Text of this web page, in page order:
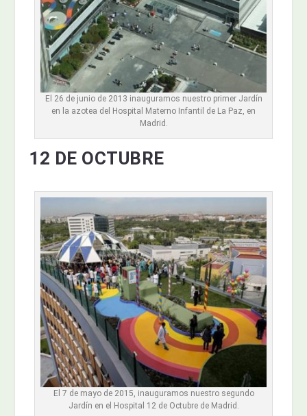
El 26 de junio de 2013 inauguramos nuestro primer Jardín
en la azotea del Hospital Materno Infantil de La Paz, en
Madrid.
12 DE OCTUBRE
El 7 de mayo de 2015, inauguramos nuestro segundo
Jardín en el Hospital 12 de Octubre de Madrid.